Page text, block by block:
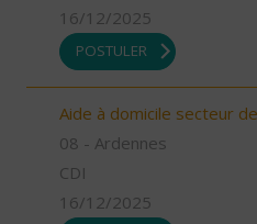
16/12/2025
POSTULER
Aide à domicile secteur
08 - Ardennes
CDI
16/12/2025